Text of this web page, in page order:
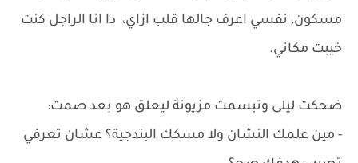
مسكون، نفسي اعرف جالها قلب ازاي، دا انا الراجل كنت
خيبت مكاني.
ضحكت ليلى وتبسمت مزيونة ليعلق هو بعد صمت:
- مين علمك النشان ولا مسكك البندجية؟ عشان تعرفي